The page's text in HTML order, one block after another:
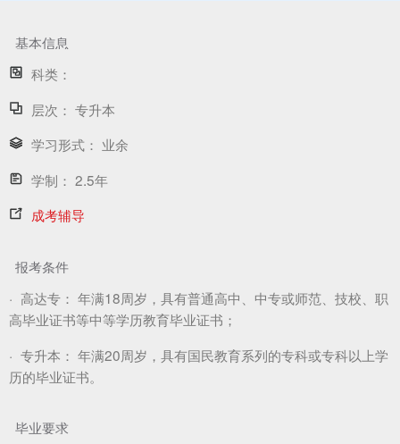
基本信息
科类：
层次： 专升本
学习形式： 业余
学制： 2.5年
成考辅导
报考条件
· 高达专： 年满18周岁，具有普通高中、中专或师范、技校、职
高毕业证书等中等学历教育毕业证书；
· 专升本： 年满20周岁，具有国民教育系列的专科或专科以上学
历的毕业证书。
毕业要求